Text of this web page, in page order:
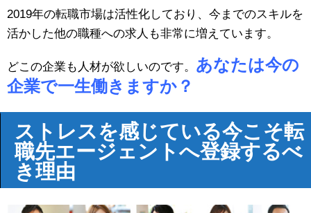
2019年の転職市場は活性化しており、今までのスキルを
活かした他の職種への求人も非常に増えています。
どこの企業も人材が欲しいのです。 あなたは今の
企業で一生働きますか？
ストレスを感じている今こそ転
職先エージェントへ登録するべ
き理由